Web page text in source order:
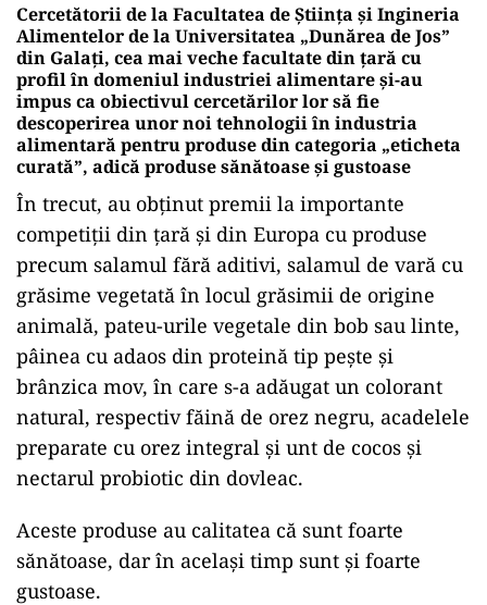
Cercetătorii de la Facultatea de Știința și Ingineria
Alimentelor de la Universitatea „Dunărea de Jos”
din Galați, cea mai veche facultate din țară cu
profil în domeniul industriei alimentare și-au
impus ca obiectivul cercetărilor lor să fie
descoperirea unor noi tehnologii în industria
alimentară pentru produse din categoria „eticheta
curată”, adică produse sănătoase și gustoase
În trecut, au obținut premii la importante
competiții din țară și din Europa cu produse
precum salamul fără aditivi, salamul de vară cu
grăsime vegetată în locul grăsimii de origine
animală, pateu-urile vegetale din bob sau linte,
pâinea cu adaos din proteină tip pește și
brânzica mov, în care s-a adăugat un colorant
natural, respectiv făină de orez negru, acadelele
preparate cu orez integral și unt de cocos și
nectarul probiotic din dovleac.
Aceste produse au calitatea că sunt foarte
sănătoase, dar în același timp sunt și foarte
gustoase.